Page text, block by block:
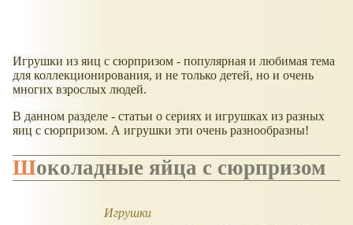
Игрушки из яиц с сюрпризом - популярная и любимая тема
для коллекционирования, и не только детей, но и очень
многих взрослых людей.
В данном разделе - статьи о сериях и игрушках из разных
яиц с сюрпризом. А игрушки эти очень разнообразны!
Шоколадные яйца с сюрпризом
Игрушки